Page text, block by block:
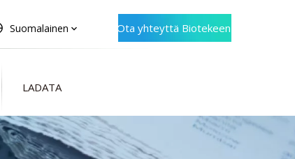
Suomalainen Ota yhteyttä Biotekeen
LADATA